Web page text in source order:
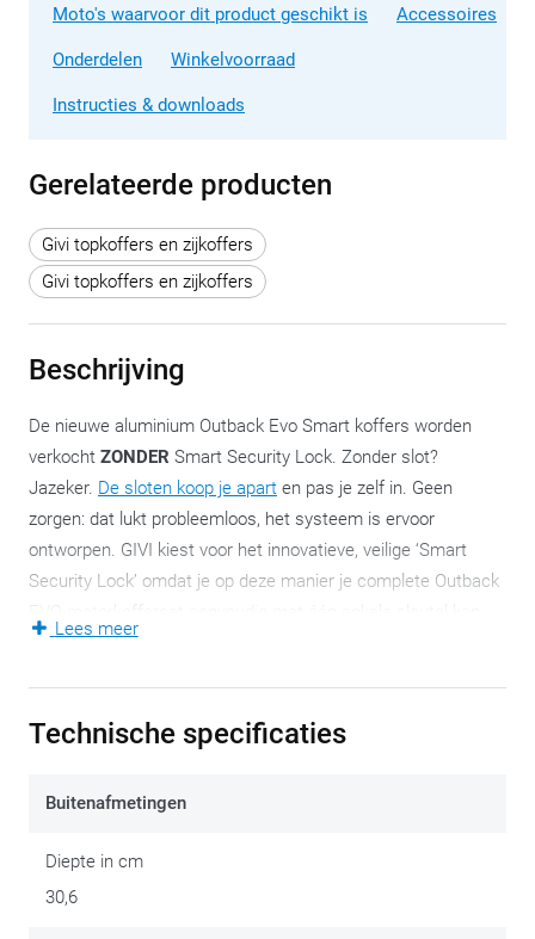
Moto's waarvoor dit product geschikt is Accessoires
Onderdelen Winkelvoorraad
Instructies & downloads
Gerelateerde producten
Givi topkoffers en zijkoffers
Givi topkoffers en zijkoffers
Beschrijving
De nieuwe aluminium Outback Evo Smart koffers worden
verkocht ZONDER Smart Security Lock. Zonder slot?
Jazeker. De sloten koop je apart en pas je zelf in. Geen
zorgen: dat lukt probleemloos, het systeem is ervoor
ontworpen. GIVI kiest voor het innovatieve, veilige ‘Smart
Security Lock’ omdat je op deze manier je complete Outback
bedienen.
vertrouwde kenmerken behouden en koppelen
vorm is synoniem voor een portie avontuur en de kwaliteit is
als 100% waterdicht!
Net zoals bij eerdere (recente) Outback-versies keert in deze
Lees meer
Technische specificaties
Buitenafmetingen
Diepte in cm
30,6